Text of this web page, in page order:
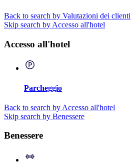
Back to search by Valutazioni dei clienti
Skip search by Accesso all'hotel
Accesso all'hotel
Parcheggio
Back to search by Accesso all'hotel
Skip search by Benessere
Benessere